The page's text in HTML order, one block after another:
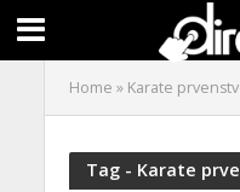
Home » Karate
Tag - Karate